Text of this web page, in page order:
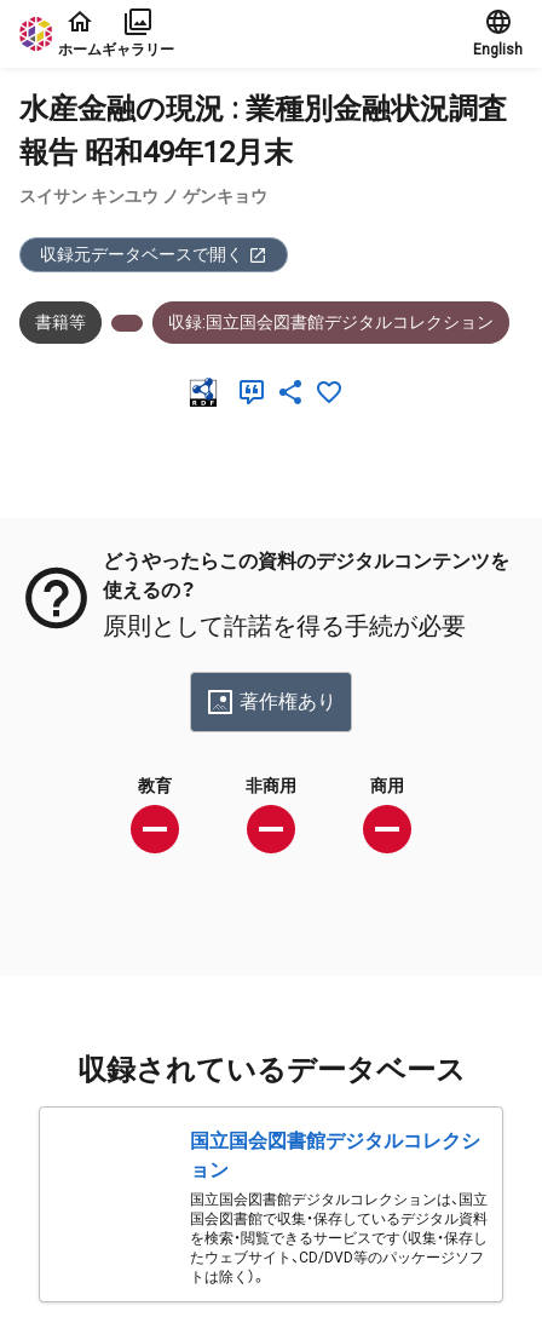
本文に飛ぶ
ホームギャラリー English
水産金融の現況 : 業種別金融状況調査
報告 昭和49年12月末
スイサン キンユウ ノ ゲンキョウ
収録元データベースで開く
書籍等 収録:国立国会図書館デジタルコレクション
どうやったらこの資料のデジタルコンテンツを
使えるの？
原則として許諾を得る手続が必要
著作権あり
教育 非商用 商用
収録されているデータベース
国立国会図書館デジタルコレクシ
ョン
国立国会図書館デジタルコレクションは、国立
国会図書館で収集・保存しているデジタル資料
を検索・閲覧できるサービスです（収集・保存し
たウェブサイト、CD/DVD等のパッケージソフ
トは除く）。